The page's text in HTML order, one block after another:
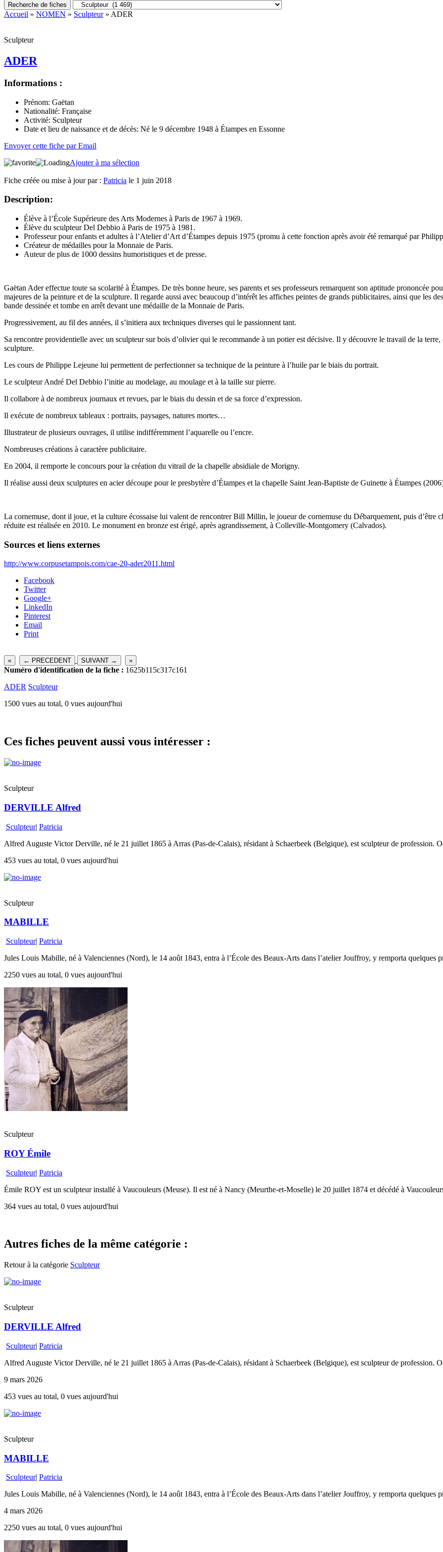
Recherche de fiches
Accueil » NOMEN » Sculpteur» ADER
Sculpteur
ADER
Informations :
Prénom: Gaëtan
Nationalité: Française
Activité: Sculpteur
Date et lieu de naissance et de décès: Né le 9 décembre 1948 à Étampes en Essonne
Envoyer cette fiche par Email
Ajouter à ma sélection
Fiche créée ou mise à jour par : Patricia le 1 juin 2018
Description:
Élève à l’École Supérieure des Arts Modernes à Paris de 1967 à 1969.
Élève du sculpteur Del Debbio à Paris de 1975 à 1981.
Professeur pour enfants et adultes à l’Atelier d’Art d’Étampes depuis 1975 (promu à cette fonction après avoir été remarqué par
Créateur de médailles pour la Monnaie de Paris.
Auteur de plus de 1000 dessins humoristiques et de presse.
Gaëtan Ader effectue toute sa scolarité à Étampes. De très bonne heure, ses parents et ses professeurs remarquent son aptitude prononcée
majeures de la peinture et de la sculpture. Il regarde aussi avec beaucoup d’intérêt les affiches peintes de grands publicitaires, ainsi que les
bande dessinée et tombe en arrêt devant une médaille de la Monnaie de Paris.
Progressivement, au fil des années, il s’initiera aux techniques diverses qui le passionnent tant.
Sa rencontre providentielle avec un sculpteur sur bois d’olivier qui le recommande à un potier est décisive. Il y découvre le travail de la
sculpture.
Les cours de Philippe Lejeune lui permettent de perfectionner sa technique de la peinture à l’huile par le biais du portrait.
Le sculpteur André Del Debbio l’initie au modelage, au moulage et à la taille sur pierre.
Il collabore à de nombreux journaux et revues, par le biais du dessin et de sa force d’expression.
Il exécute de nombreux tableaux : portraits, paysages, natures mortes…
Illustrateur de plusieurs ouvrages, il utilise indifféremment l’aquarelle ou l’encre.
Nombreuses créations à caractère publicitaire.
En 2004, il remporte le concours pour la création du vitrail de la chapelle absidiale de Morigny.
Il réalise aussi deux sculptures en acier découpe pour le presbytère d’Étampes et la chapelle Saint Jean-Baptiste de Guinette à Étampes
La cornemuse, dont il joue, et la culture écossaise lui valent de rencontrer Bill Millin, le joueur de cornemuse du Débarquement, puis d’être
réduite est réalisée en 2010. Le monument en bronze est érigé, après agrandissement, à Colleville-Montgomery (Calvados).
Sources et liens externes
http://www.corpusetampois.com/cae-20-ader2011.html
Facebook
Twitter
Google+
LinkedIn
Pinterest
Email
Print
« ← PRECEDENT SUIVANT → »
Numéro d'identification de la fiche : 1625b115c317c161
ADER Sculpteur
1500 vues au total, 0 vues aujourd'hui
Ces fiches peuvent aussi vous intéresser :
Sculpteur
DERVILLE Alfred
Sculpteur| Patricia
Alfred Auguste Victor Derville, né le 21 juillet 1865 à Arras (Pas-de-Calais), résidant à Schaerbeek (Belgique), est sculpteur de profession.
453 vues au total, 0 vues aujourd'hui
Sculpteur
MABILLE
Sculpteur| Patricia
Jules Louis Mabille, né à Valenciennes (Nord), le 14 août 1843, entra à l’École des Beaux-Arts dans l’atelier Jouffroy, y remporta quelques
2250 vues au total, 0 vues aujourd'hui
Sculpteur
ROY Émile
Sculpteur| Patricia
Émile ROY est un sculpteur installé à Vaucouleurs (Meuse). Il est né à Nancy (Meurthe-et-Moselle) le 20 juillet 1874 et décédé à
364 vues au total, 0 vues aujourd'hui
Autres fiches de la même catégorie :
Retour à la catégorie Sculpteur
Sculpteur
DERVILLE Alfred
Sculpteur| Patricia
Alfred Auguste Victor Derville, né le 21 juillet 1865 à Arras (Pas-de-Calais), résidant à Schaerbeek (Belgique), est sculpteur de profession.
9 mars 2026
453 vues au total, 0 vues aujourd'hui
Sculpteur
MABILLE
Sculpteur| Patricia
Jules Louis Mabille, né à Valenciennes (Nord), le 14 août 1843, entra à l’École des Beaux-Arts dans l’atelier Jouffroy, y remporta quelques
4 mars 2026
2250 vues au total, 0 vues aujourd'hui